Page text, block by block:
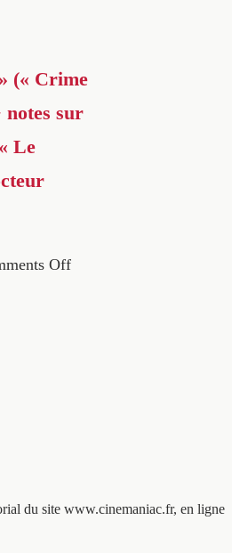
(« Crime
notes sur
Le
Off
du site www.cinemaniac.fr, en ligne